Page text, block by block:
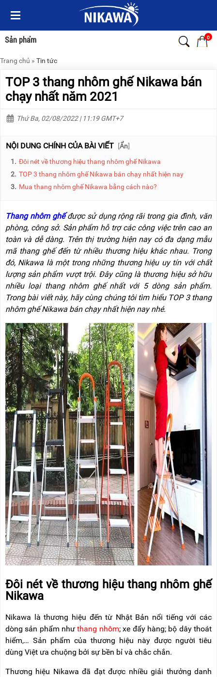
Sản phẩm 0
Menu
Sản
phẩm
TRANG
THANG
NHÔM
XE
DÂY
THOÁT
TỰ
XE
TAY
VIDEO
TIN
TỨC
BÁO
CHÍ
NÓI
NIKAWA
GIỚI
THIỆU
ĐẠI
LÝ
BẢO
HÀNH
LIÊN
HỆ
Menu
Sản
phẩm
TRANG
THANG
NHÔM
THANG
NHÔM
GIA
GẤP
(THANG
RÚT
LỒNG)
THANG
CÁCH
ĐIỆN
THANG
NHÔM
CHỮ
THANG
NHÔM
CÔNG
NGHIỆP
THANG
NHÔM
GIÀN
GIÁO
VÁN
THANG
RẢNH
TAY
XE
ĐẨY
HÀNG
BỘ
DÂY
THOÁT
HIỂM
TỰ
ĐỘNG
XE
NÂNG
Trang chủ » Tin tức
TOP 3 thang nhôm ghế Nikawa bán
chạy nhất năm 2021
Thứ Ba, 02/08/2022 | 11:19 GMT+7
NỘI DUNG CHÍNH CỦA BÀI VIẾT [Ẩn]
1. Đôi nét về thương hiệu thang nhôm ghế Nikawa
2. TOP 3 thang nhôm ghế Nikawa bán chạy nhất hiện nay
3. Mua thang nhôm ghế Nikawa bằng cách nào?
Thang nhôm ghếđược sử dụng rộng rãi trong gia đình, văn
phòng, công sở. Sản phẩm hỗ trợ các công việc trên cao an
toàn và dễ dàng. Trên thị trường hiện nay có đa dạng mẫu
mã thang ghế đến từ nhiều thương hiệu khác nhau. Trong
đó, Nikawa là một trong những thương hiệu uy tín với chất
lượng sản phẩm vượt trội. Đây cũng là thương hiệu sở hữu
nhiều loại thang nhôm ghế nhất với 5 dòng sản phẩm.
Trong bài viết này, hãy cùng chúng tôi tìm hiểu TOP 3 thang
nhôm ghế Nikawa bán chạy nhất hiện nay nhé.
Đôi nét về thương hiệu thang nhôm ghế
Nikawa
Nikawa là thương hiệu đến từ Nhật Bản nổi tiếng với các
dòng sản phẩm nhưthang nhôm; xe đẩy hàng; bộ dây thoát
hiểm,… Sản phẩm của thương hiệu này được người tiêu
dùng Việt ưa chuộng bởi sự bền bỉ và chắc chắn.
Thương hiệu Nikawa đã đạt được nhiều giải thưởng danh